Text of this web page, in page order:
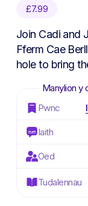
£7.99
Join Cadi and
Fferm Cae
hole to bring
Pwnc
Iaith
Oed
Tudalennau